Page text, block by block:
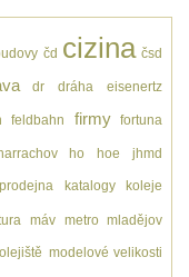
čd cizina čsd
dr dráha eisenertz
feldbahn firmy fortuna
ho hoe jhmd
katalogy koleje
máv metro mladějov
modelové velikosti